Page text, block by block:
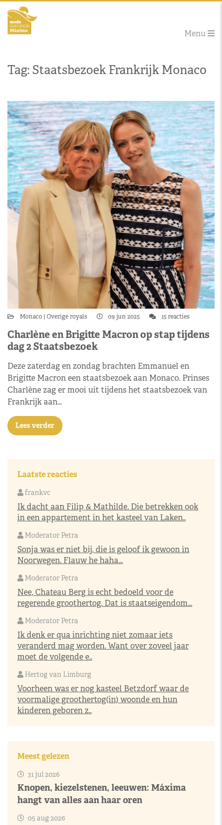
Menu
Tag: Staatsbezoek Frankrijk Monaco
Monaco Overige royals 09 jun 2025 15 reacties
Charlène en Brigitte Macron op stap tijdens
dag 2 Staatsbezoek
Deze zaterdag en zondag brachten Emmanuel en
Brigitte Macron een staatsbezoek aan Monaco. Prinses
Charlène zag er mooi uit tijdens het staatsbezoek van
Frankrijk aan…
Lees verder
Laatste reacties
frankvc
Ik dacht aan Filip & Mathilde. Die betrekken ook
in een appartement in het kasteel van Laken..
Moderator Petra
Sonja was er niet bij, die is geloof ik gewoon in
Noorwegen. Flauw he haha...
Moderator Petra
Nee, Chateau Berg is echt bedoeld voor de
regerende groothertog. Dat is staatseigendom...
Moderator Petra
Ik denk er qua inrichting niet zomaar iets
veranderd mag worden. Want over zoveel jaar
moet de volgende e..
Hertog van Limburg
Voorheen was er nog kasteel Betzdorf waar de
voormalige groothertog(in) woonde en hun
kinderen geboren z..
Meest gelezen
31 jul 2026
Knopen, kiezelstenen, leeuwen: Máxima
hangt van alles aan haar oren
05 aug 2026